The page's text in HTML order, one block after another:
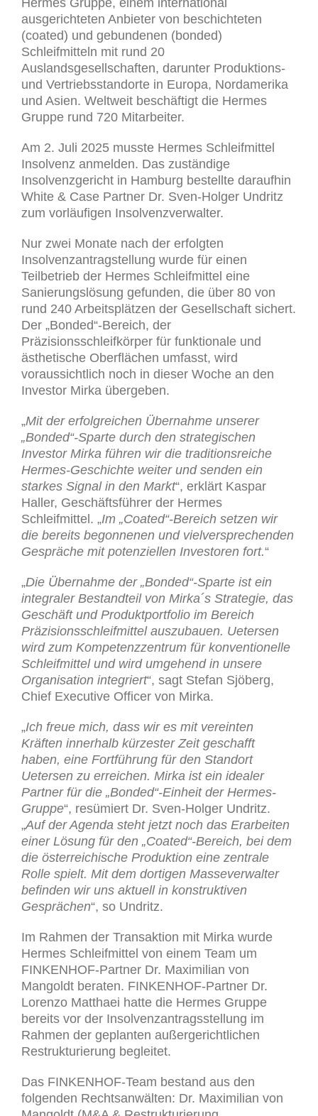
ausgerichteten Anbieter von beschichteten
(coated) und gebundenen (bonded)
Schleifmitteln mit rund 20
Auslandsgesellschaften, darunter Produktions-
und Vertriebsstandorte in Europa, Nordamerika
und Asien. Weltweit beschäftigt die Hermes
Gruppe rund 720 Mitarbeiter.
Am 2. Juli 2025 musste Hermes Schleifmittel
Insolvenz anmelden. Das zuständige
Insolvenzgericht in Hamburg bestellte daraufhin
White & Case Partner Dr. Sven-Holger Undritz
zum vorläufigen Insolvenzverwalter.
Nur zwei Monate nach der erfolgten
Insolvenzantragstellung wurde für einen
Teilbetrieb der Hermes Schleifmittel eine
Sanierungslösung gefunden, die über 80 von
rund 240 Arbeitsplätzen der Gesellschaft sichert.
Der „Bonded“-Bereich, der
Präzisionsschleifkörper für funktionale und
ästhetische Oberflächen umfasst, wird
voraussichtlich noch in dieser Woche an den
Investor Mirka übergeben.
„Mit der erfolgreichen Übernahme unserer
„Bonded“-Sparte durch den strategischen
Investor Mirka führen wir die traditionsreiche
Hermes-Geschichte weiter und senden ein
starkes Signal in den Markt“, erklärt Kaspar
Haller, Geschäftsführer der Hermes
Schleifmittel. „Im „Coated“-Bereich setzen wir
die bereits begonnenen und vielversprechenden
Gespräche mit potenziellen Investoren fort.“
„Die Übernahme der „Bonded“-Sparte ist ein
integraler Bestandteil von Mirka´s Strategie, das
Geschäft und Produktportfolio im Bereich
Präzisionsschleifmittel auszubauen. Uetersen
wird zum Kompetenzzentrum für konventionelle
Schleifmittel und wird umgehend in unsere
Organisation integriert“, sagt Stefan Sjöberg,
Chief Executive Officer von Mirka.
„Ich freue mich, dass wir es mit vereinten
Kräften innerhalb kürzester Zeit geschafft
haben, eine Fortführung für den Standort
Uetersen zu erreichen. Mirka ist ein idealer
Partner für die „Bonded“-Einheit der Hermes-
Gruppe“, resümiert Dr. Sven-Holger Undritz.
„Auf der Agenda steht jetzt noch das Erarbeiten
einer Lösung für den „Coated“-Bereich, bei dem
die österreichische Produktion eine zentrale
Rolle spielt. Mit dem dortigen Masseverwalter
befinden wir uns aktuell in konstruktiven
Gesprächen“, so Undritz.
Im Rahmen der Transaktion mit Mirka wurde
Hermes Schleifmittel von einem Team um
FINKENHOF-Partner Dr. Maximilian von
Mangoldt beraten. FINKENHOF-Partner Dr.
Lorenzo Matthaei hatte die Hermes Gruppe
bereits vor der Insolvenzantragsstellung im
Rahmen der geplanten außergerichtlichen
Restrukturierung begleitet.
Das FINKENHOF-Team bestand aus den
folgenden Rechtsanwälten: Dr. Maximilian von